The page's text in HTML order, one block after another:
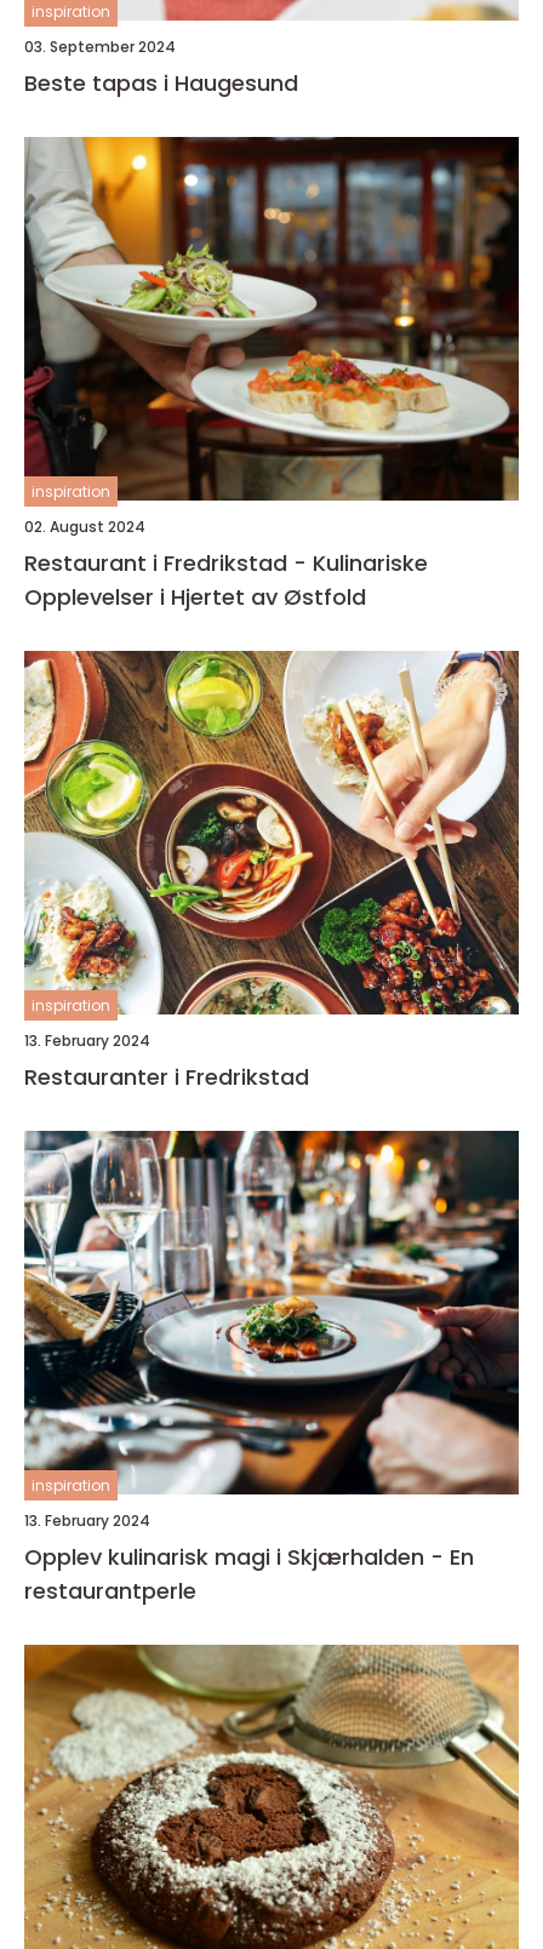
inspiration
03. September 2024
Beste tapas i Haugesund
inspiration
02. August 2024
Restaurant i Fredrikstad - Kulinariske
Opplevelser i Hjertet av Østfold
inspiration
13. February 2024
Restauranter i Fredrikstad
inspiration
13. February 2024
Opplev kulinarisk magi i Skjærhalden - En
restaurantperle